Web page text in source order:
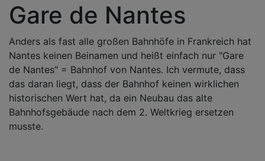
Gare de Nantes
Anders als fast alle großen Bahnhöfe in Frankreich hat
Nantes keinen Beinamen und heißt einfach nur "Gare
de Nantes" = Bahnhof von Nantes. Ich vermute, dass
das daran liegt, dass der Bahnhof keinen wirklichen
historischen Wert hat, da ein Neubau das alte
Bahnhofsgebäude nach dem 2. Weltkrieg ersetzen
musste.